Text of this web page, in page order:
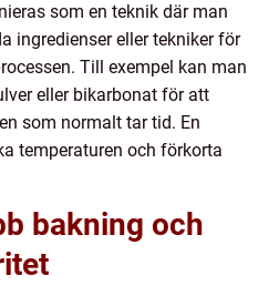
som en teknik där man
ingredienser eller tekniker för
Till exempel kan man
eller bikarbonat för att
som normalt tar tid. En
temperaturen och förkorta
bakning och